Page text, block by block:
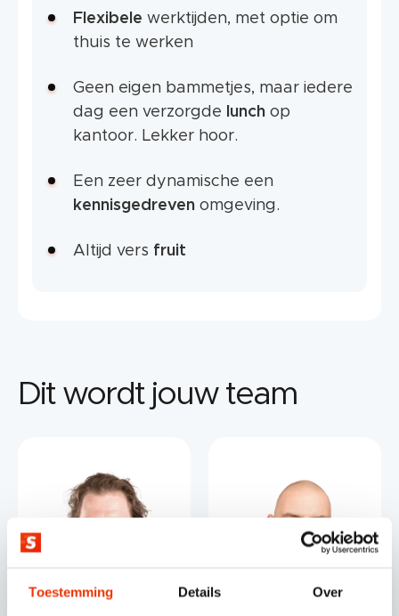
Toestemming Details Over
Flexibele werktijden, met optie om
thuis te werken
Geen eigen bammetjes, maar iedere
dag een verzorgde
lunch op
kantoor. Lekker hoor.
Een zeer dynamische een
kennisgedreven omgeving.
Altijd vers fruit
Dit wordt jouw team